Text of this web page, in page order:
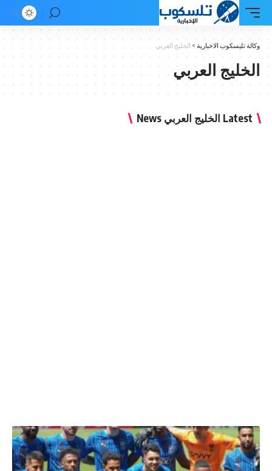
وكالة تليسكوب الاخبارية > الخليج العربي
الخليج العربي
Latest الخليج العربي News